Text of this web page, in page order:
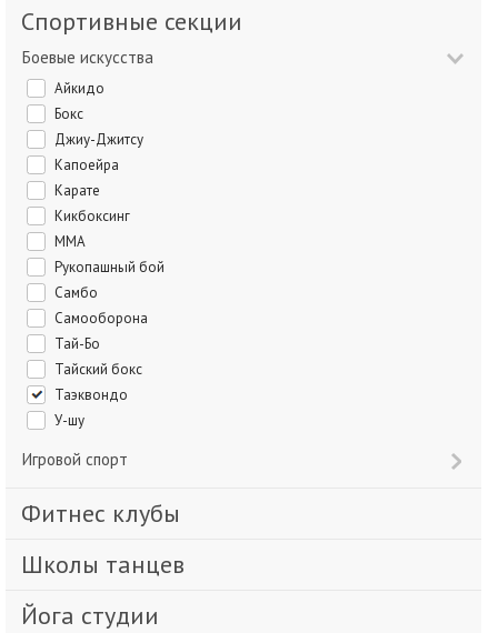
Спортивные секции
Боевые искусства
Айкидо
Бокс
Джиу-Джитсу
Капоейра
Карате
Кикбоксинг
ММА
Рукопашный бой
Самбо
Самооборона
Тай-Бо
Тайский бокс
Таэквондо
У-шу
Игровой спорт
Фитнес клубы
Школы танцев
Йога студии